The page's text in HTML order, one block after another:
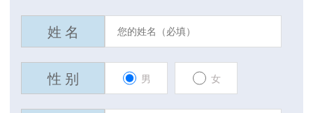
姓 名
性 别 男 女